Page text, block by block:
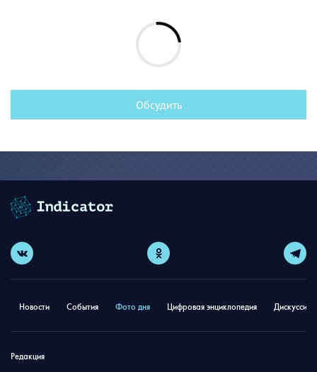
Обсудить
Новости События Фото дня Цифровая энциклопедия
Редакция